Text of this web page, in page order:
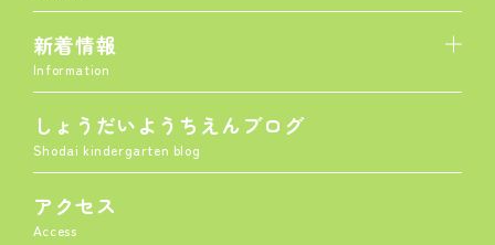
新着情報
Information
しょうだいようちえんブログ
Shodai kindergarten blog
アクセス
Access